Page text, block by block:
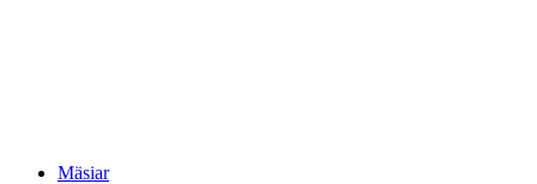
Mäsiar